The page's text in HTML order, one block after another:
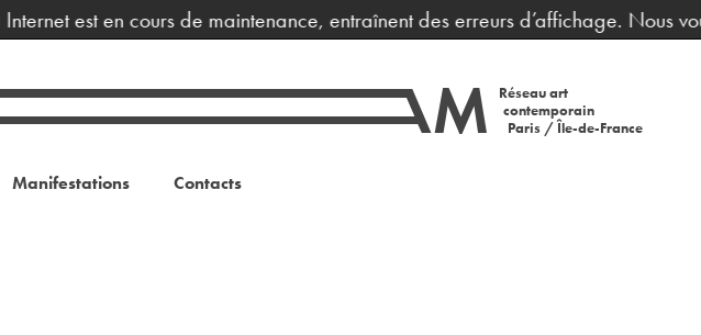
est en cours de maintenance, entraînent des erreurs d’affichage. Nous
Réseau art
contemporain
Paris / Île-de-France
Manifestations Contacts